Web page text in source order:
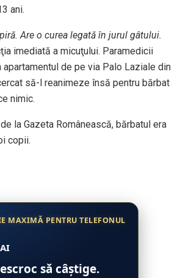
ani.
Are o curea legată în jurul gâtului.
imediată a micuţului. Paramedicii
de pe via Palo Laziale din
să-l reanimeze însă pentru bărbat
nimic.
la Gazeta Românească, bărbatul era
copii.
MAXIMĂ PENTRU TELEFONUL
să câștige.